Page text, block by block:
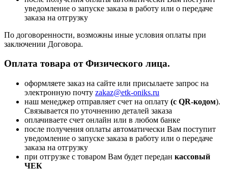
уведомление о запуске заказа в работу или о передаче
заказа на отгрузку
По договоренности, возможны иные условия оплаты при
заключении Договора.
Оплата товара от Физического лица.
оформляете заказ на сайте или присылаете запрос на
электронную почту zakaz@etk-oniks.ru
наш менеджер отправляет счет на оплату (с QR-кодом).
Связывается по уточнению деталей заказа
оплачиваете счет онлайн или в любом банке
после получения оплаты автоматически Вам поступит
уведомление о запуске заказа в работу или о передаче
заказа на отгрузку
при отгрузке с товаром Вам будет передан кассовый
ЧЕК